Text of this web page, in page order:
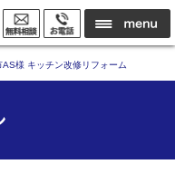
AS様 キッチン改修リフォーム